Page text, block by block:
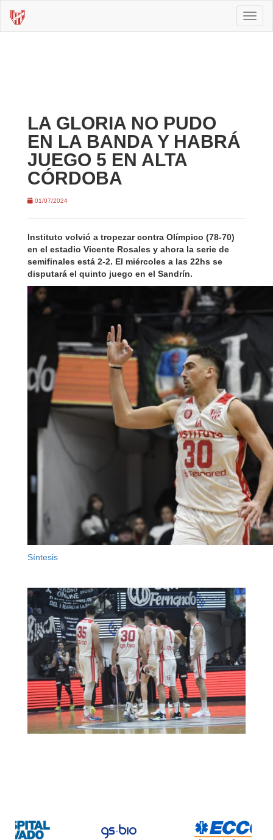
LA GLORIA NO PUDO
EN LA BANDA Y HABRÁ
JUEGO 5 EN ALTA
CÓRDOBA
01/07/2024
Instituto volvió a tropezar contra Olímpico (78-70)
en el estadio Vicente Rosales y ahora la serie de
semifinales está 2-2. El miércoles a las 22hs se
disputará el quinto juego en el Sandrín.
Síntesis